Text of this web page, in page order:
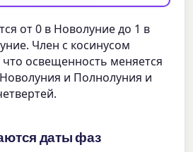
от 0 в Новолуние до 1 в
Член с косинусом
что освещенность меняется
и Полнолуния и
даты фаз